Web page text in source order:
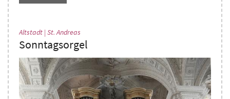
Altstadt | St. Andreas
Sonntagsorgel